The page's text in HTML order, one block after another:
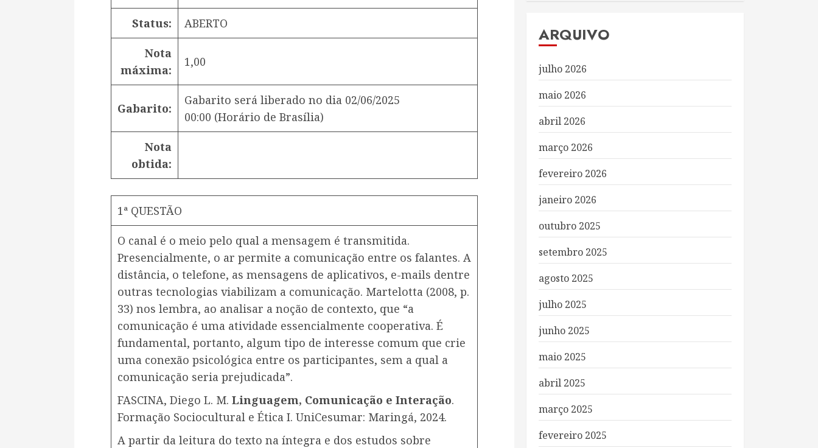
Status: ABERTO
Nota
máxima:
1,00
Gabarito:
Gabarito será liberado no dia 02/06/2025
00:00 (Horário de Brasília)
Nota
obtida:
1ª QUESTÃO
O canal é o meio pelo qual a mensagem é transmitida.
Presencialmente, o ar permite a comunicação entre os falantes. A
distância, o telefone, as mensagens de aplicativos, e-mails dentre
outras tecnologias viabilizam a comunicação. Martelotta (2008, p.
33) nos lembra, ao analisar a noção de contexto, que “a
comunicação é uma atividade essencialmente cooperativa. É
fundamental, portanto, algum tipo de interesse comum que crie
uma conexão psicológica entre os participantes, sem a qual a
comunicação seria prejudicada”.
FASCINA, Diego L. M. Linguagem, Comunicação e Interação.
Formação Sociocultural e Ética I. UniCesumar: Maringá, 2024.
A partir da leitura do texto na íntegra e dos estudos sobre
ARQUIVO
julho 2026
maio 2026
abril 2026
março 2026
fevereiro 2026
janeiro 2026
outubro 2025
setembro 2025
agosto 2025
julho 2025
junho 2025
maio 2025
abril 2025
março 2025
fevereiro 2025